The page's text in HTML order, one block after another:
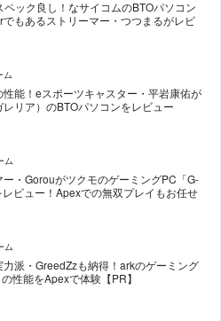
ペック良し！なサイコムのBTOパソコン
でもあるストリーマー・つつまるがレビ
ム
性能！eスポーツキャスター・平岩康佑が
リア）のBTOパソコンをレビュー
ム
ー・GorouがツクモのゲーミングPC「G-
ビュー！Apexでの無双プレイもお任せ
ム
力派・GreedZzも納得！arkのゲーミング
性能をApexで体験【PR】